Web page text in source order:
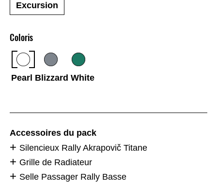
Coloris
Pearl Blizzard White
Excursion
Accessoires du pack
Silencieux Rally Akrapovič Titane
Grille de Radiateur
Selle Passager Rally Basse